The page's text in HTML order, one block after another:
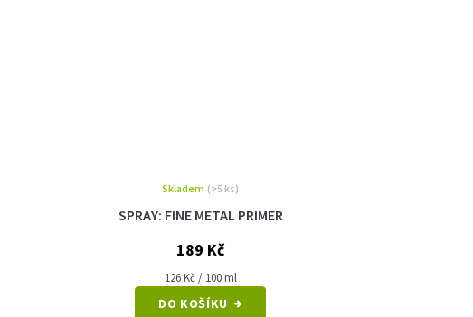
SPRAY: FINE METAL PRIMER
Skladem (>5 ks)
189 Kč
Měrná
126 Kč / 100 ml
DO KOŠÍKU